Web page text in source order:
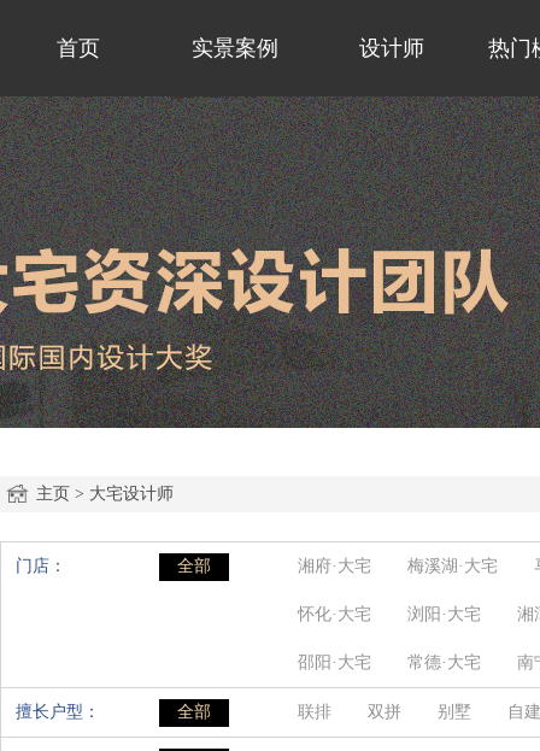
首页 实景案例 设计师 热门
主页 > 大宅设计师
门店： 全部 湘府·大宅 梅溪湖·大宅
怀化·大宅 浏阳·大宅 湘
邵阳·大宅 常德·大宅 南
擅长户型： 全部 联排 双拼 别墅 自